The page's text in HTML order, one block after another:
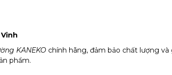
KANEKO chính hãng, đảm bảo chất lượng
phẩm.